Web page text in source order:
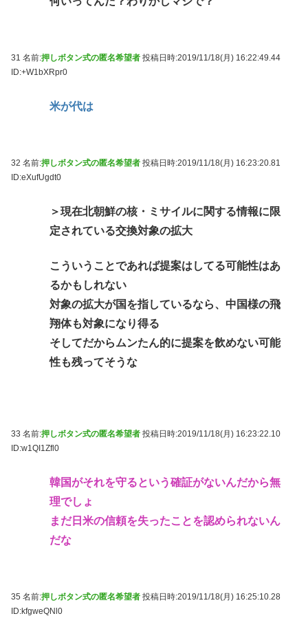
31 名前:押しボタン式の匿名希望者 投稿日時:2019/11/18(月) 16:22:49.44
ID:+W1bXRpr0
米が代は
32 名前:押しボタン式の匿名希望者 投稿日時:2019/11/18(月) 16:23:20.81
ID:eXufUgdt0
＞現在北朝鮮の核・ミサイルに関する情報に限
定されている交換対象の拡大
こういうことであれば提案はしてる可能性はあ
るかもしれない
対象の拡大が国を指しているなら、中国様の飛
翔体も対象になり得る
そしてだからムンたん的に提案を飲めない可能
性も残ってそうな
33 名前:押しボタン式の匿名希望者 投稿日時:2019/11/18(月) 16:23:22.10
ID:w1QI1Zfl0
韓国がそれを守るという確証がないんだから無
理でしょ
まだ日米の信頼を失ったことを認められないん
だな
35 名前:押しボタン式の匿名希望者 投稿日時:2019/11/18(月) 16:25:10.28
ID:kfgweQNl0